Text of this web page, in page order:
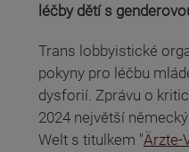
léčby dětí s
Trans lobbyistické
pokyny pro léčbu
dysforií. Zprávu o
2024 největší
Welt s titulkem "Ärzte-